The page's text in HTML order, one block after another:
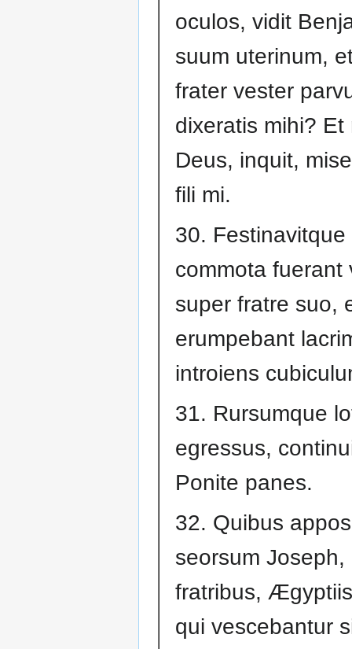
oculos, vidit
suum uterinum,
frater vester
dixeratis mihi? Et
Deus, inquit,
fili mi.
30. Festinavitque
commota fuerant
super fratre suo,
erumpebant
introiens
31. Rursumque
egressus,
Ponite panes.
32. Quibus
seorsum
fratribus,
qui vescebantur